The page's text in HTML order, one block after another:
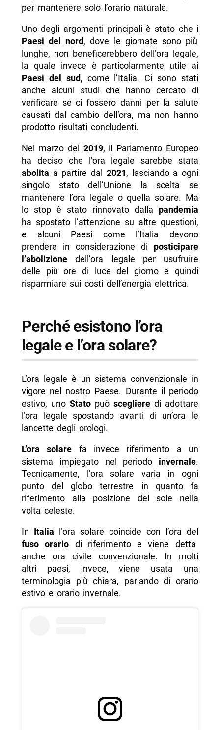
per mantenere solo l’orario naturale.
Uno degli argomenti principali è stato che i
Paesi del nord, dove le giornate sono più
lunghe, non beneficerebbero dell’ora legale,
la quale invece è particolarmente utile ai
Paesi del sud, come l’Italia. Ci sono stati
anche alcuni studi che hanno cercato di
verificare se ci fossero danni per la salute
causati dal cambio dell’ora, ma non hanno
prodotto risultati concludenti.
Nel marzo del 2019, il Parlamento Europeo
ha deciso che l’ora legale sarebbe stata
abolita a partire dal 2021, lasciando a ogni
singolo stato dell’Unione la scelta se
mantenere l’ora legale o quella solare. Ma
lo stop è stato rinnovato dalla pandemia
ha spostato l’attenzione su altre questioni,
e alcuni Paesi come l’Italia devono
prendere in considerazione di posticipare
l’abolizionedell’ora legale per usufruire
delle più ore di luce del giorno e quindi
risparmiare sui costi dell’energia elettrica.
Perché esistono l’ora
legale e l’ora solare?
L’ora legale è un sistema convenzionale in
vigore nel nostro Paese. Durante il periodo
estivo, uno Statopuòscegliere di adottare
l’ora legale spostando avanti di un’ora le
lancette degli orologi.
L’ora solare fa invece riferimento a un
sistema impiegato nel periodo invernale.
Tecnicamente, l’ora solare varia in ogni
punto del globo terrestre in quanto fa
riferimento alla posizione del sole nella
volta celeste.
In Italia l’ora solare coincide con l’ora del
fuso orario di riferimento e viene detta
anche ora civile convenzionale. In molti
altri paesi, invece, viene usata una
terminologia più chiara, parlando di orario
estivo e orario invernale.